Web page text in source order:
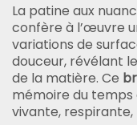
La patine aux
confère à l’œuvre
variations de
douceur, révélant
de la matière. Ce
mémoire du temps
vivante, respirante,